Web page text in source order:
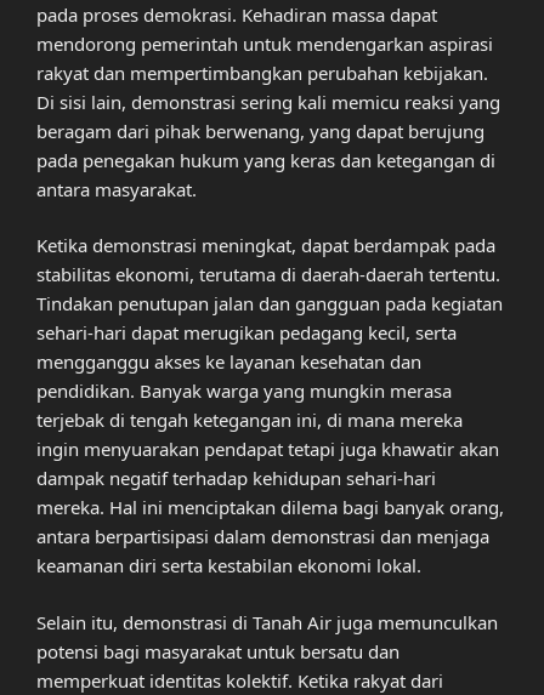
pada proses demokrasi. Kehadiran massa dapat
mendorong pemerintah untuk mendengarkan aspirasi
rakyat dan mempertimbangkan perubahan kebijakan.
Di sisi lain, demonstrasi sering kali memicu reaksi yang
beragam dari pihak berwenang, yang dapat berujung
pada penegakan hukum yang keras dan ketegangan di
antara masyarakat.
Ketika demonstrasi meningkat, dapat berdampak pada
stabilitas ekonomi, terutama di daerah-daerah tertentu.
Tindakan penutupan jalan dan gangguan pada kegiatan
sehari-hari dapat merugikan pedagang kecil, serta
mengganggu akses ke layanan kesehatan dan
pendidikan. Banyak warga yang mungkin merasa
terjebak di tengah ketegangan ini, di mana mereka
ingin menyuarakan pendapat tetapi juga khawatir akan
dampak negatif terhadap kehidupan sehari-hari
mereka. Hal ini menciptakan dilema bagi banyak orang,
antara berpartisipasi dalam demonstrasi dan menjaga
keamanan diri serta kestabilan ekonomi lokal.
Selain itu, demonstrasi di Tanah Air juga memunculkan
potensi bagi masyarakat untuk bersatu dan
memperkuat identitas kolektif. Ketika rakyat dari